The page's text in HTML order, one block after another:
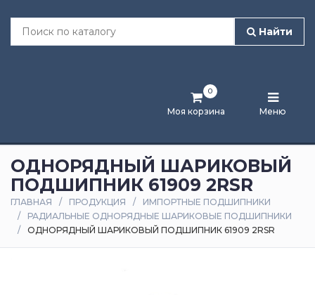
Найти
Моя корзина
0
Меню
Лента
и
статьи
Оплата
доставка
ОДНОРЯДНЫЙ ШАРИКОВЫЙ
ПОДШИПНИК 61909 2RSR
ГЛАВНАЯ ПРОДУКЦИЯ
ИМПОРТНЫЕ ПОДШИПНИКИ
РАДИАЛЬНЫЕ ОДНОРЯДНЫЕ ШАРИКОВЫЕ ПОДШИПНИКИ
ОДНОРЯДНЫЙ ШАРИКОВЫЙ ПОДШИПНИК 61909 2RSR